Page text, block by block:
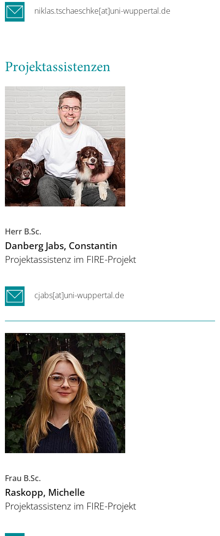
niklas.tschaeschke[at]uni-wuppertal.de
Projektassistenzen
Herr B.Sc.
Danberg Jabs, Constantin
Projektassistenz im FIRE-Projekt
cjabs[at]uni-wuppertal.de
Frau B.Sc.
Raskopp, Michelle
Projektassistenz im FIRE-Projekt